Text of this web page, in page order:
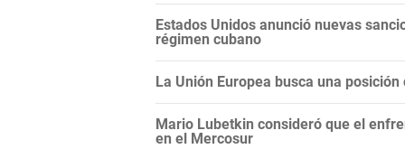
Estados Unidos anunció nuevas
régimen cubano
La Unión Europea busca una
Mario Lubetkin consideró que el
en el Mercosur